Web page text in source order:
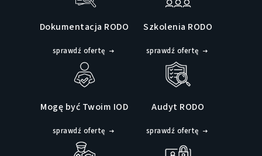
Dokumentacja RODO
sprawdź ofertę
Szkolenia RODO
sprawdź ofertę
Mogę być Twoim IOD
sprawdź ofertę
Audyt RODO
sprawdź ofertę